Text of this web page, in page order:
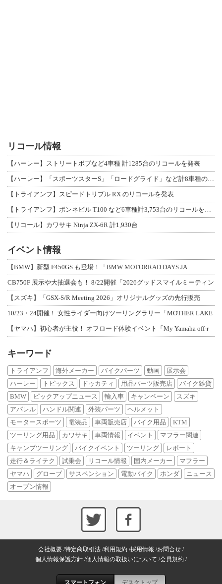
リコール情報
【ハーレー】ストリートボブなど4車種 計1285台のリコールを発表
【トライアンフ】スピードトリプル RX のリコールを発表
【リコール】カワサキ Ninja ZX-6R 計1,930台
イベント情報
【BMW】新型 F450GS も登場！「BMW MOTORRAD DAYS JA
CB750F 展示や大抽選会も！ 8/22開催「2026グッドスマイルミーティン
【スズキ】「GSX-S/R Meeting 2026」オリジナルグッズの先行販売
10/23・24開催！ 女性ライダー向けツーリングラリー「MOTHER LAKE
【ヤマハ】初心者が主役！ オフロード体験イベント「My Yamaha off-r
キーワード
トライアンフ 海外メーカー バイクパーツ 動画
展示会
ハーレー
トピックス ドゥカティ 用品パーツ販売店
バイク雑貨
BMW
ピックアップニュース 輸入車 キャンペーン
スズキ
アパレル
ハンドル関連 外装パーツ
ヘルメット
モータースポーツ
電装品 車両販売店 バイク用品
KTM
ツーリング用品
カワサキ 車両情報 イベント
マフラー関連
キャンプツーリング
バイクイベント ツーリング
レポート
走行＆ライテク
試乗会 リコール情報 国内メーカー
マフラー
ヤマハ
グローブ サスペンション 電動バイク ホンダ
ニュース
オープン情報
会社概要 特定商取引法 利用規約 採用情報 お問合せ
個人情報保護方針 個人情報の取扱いについて 会員規約
スマートフォン デスクトップ